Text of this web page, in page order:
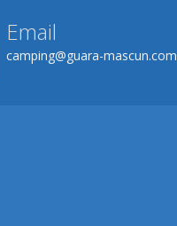
Email
camping@guara-mascun.com